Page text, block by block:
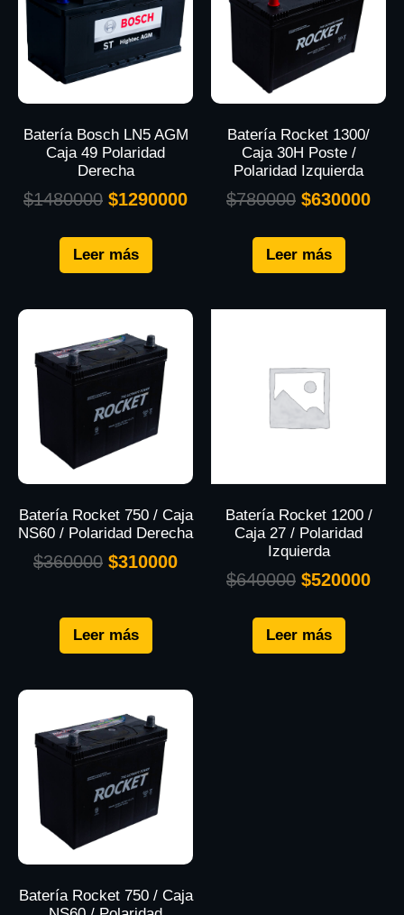
Batería Bosch LN5 AGM
Caja 49 Polaridad
Derecha
$1480000 $1290000
Leer más
Batería Rocket 1300/
Caja 30H Poste /
Polaridad Izquierda
$780000 $630000
Leer más
Batería Rocket 750 / Caja
NS60 / Polaridad Derecha
$360000 $310000
Leer más
Batería Rocket 1200 /
Caja 27 / Polaridad
Izquierda
$640000 $520000
Leer más
Batería Rocket 750 / Caja